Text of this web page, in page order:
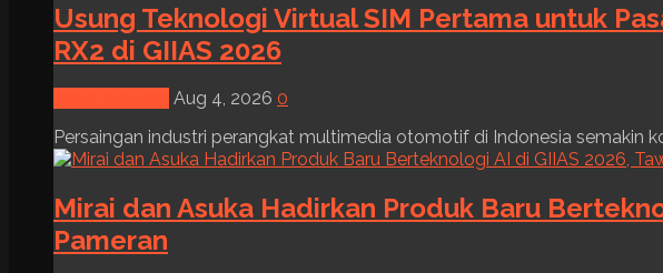
Usung Teknologi Virtual SIM Pertama untuk
RX2 di GIIAS 2026
Aug 4, 2026 0
Persaingan industri perangkat multimedia otomotif di Indonesia semakin
Mirai dan Asuka Hadirkan Produk Baru
Pameran